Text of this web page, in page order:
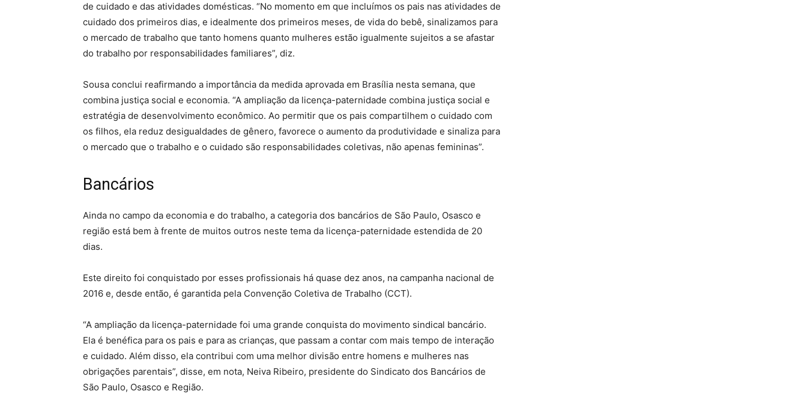
de cuidado e das atividades domésticas. “No momento em que incluímos os pais nas atividades de
cuidado dos primeiros dias, e idealmente dos primeiros meses, de vida do bebê, sinalizamos para
o mercado de trabalho que tanto homens quanto mulheres estão igualmente sujeitos a se afastar
do trabalho por responsabilidades familiares”, diz.
Sousa conclui reafirmando a importância da medida aprovada em Brasília nesta semana, que
combina justiça social e economia. “A ampliação da licença-paternidade combina justiça social e
estratégia de desenvolvimento econômico. Ao permitir que os pais compartilhem o cuidado com
os filhos, ela reduz desigualdades de gênero, favorece o aumento da produtividade e sinaliza para
o mercado que o trabalho e o cuidado são responsabilidades coletivas, não apenas femininas”.
Bancários
Ainda no campo da economia e do trabalho, a categoria dos bancários de São Paulo, Osasco e
região está bem à frente de muitos outros neste tema da licença-paternidade estendida de 20
dias.
Este direito foi conquistado por esses profissionais há quase dez anos, na campanha nacional de
2016 e, desde então, é garantida pela Convenção Coletiva de Trabalho (CCT).
“A ampliação da licença-paternidade foi uma grande conquista do movimento sindical bancário.
Ela é benéfica para os pais e para as crianças, que passam a contar com mais tempo de interação
e cuidado. Além disso, ela contribui com uma melhor divisão entre homens e mulheres nas
obrigações parentais”, disse, em nota, Neiva Ribeiro, presidente do Sindicato dos Bancários de
São Paulo, Osasco e Região.